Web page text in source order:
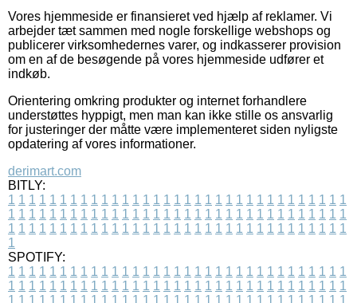
Vores hjemmeside er finansieret ved hjælp af reklamer. Vi
arbejder tæt sammen med nogle forskellige webshops og
publicerer virksomhedernes varer, og indkasserer provision
om en af de besøgende på vores hjemmeside udfører et
indkøb.
Orientering omkring produkter og internet forhandlere
understøttes hyppigt, men man kan ikke stille os ansvarlig
for justeringer der måtte være implementeret siden nyligste
opdatering af vores informationer.
derimart.com
BITLY:
1 1 1 1 1 1 1 1 1 1 1 1 1 1 1 1 1 1 1 1 1 1 1 1 1 1 1 1 1 1 1 1 1
1 1 1 1 1 1 1 1 1 1 1 1 1 1 1 1 1 1 1 1 1 1 1 1 1 1 1 1 1 1 1 1 1
1 1 1 1 1 1 1 1 1 1 1 1 1 1 1 1 1 1 1 1 1 1 1 1 1 1 1 1 1 1 1 1 1
1
SPOTIFY:
1 1 1 1 1 1 1 1 1 1 1 1 1 1 1 1 1 1 1 1 1 1 1 1 1 1 1 1 1 1 1 1 1
1 1 1 1 1 1 1 1 1 1 1 1 1 1 1 1 1 1 1 1 1 1 1 1 1 1 1 1 1 1 1 1 1
1 1 1 1 1 1 1 1 1 1 1 1 1 1 1 1 1 1 1 1 1 1 1 1 1 1 1 1 1 1 1 1 1